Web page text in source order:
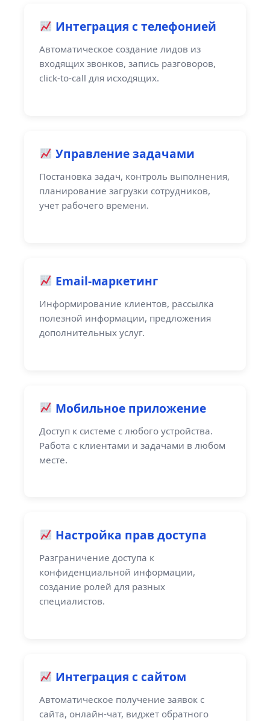
Интеграция с телефонией
Автоматическое создание лидов из
входящих звонков, запись разговоров,
click-to-call для исходящих.
Управление задачами
Постановка задач, контроль выполнения,
планирование загрузки сотрудников,
учет рабочего времени.
Email-маркетинг
Информирование клиентов, рассылка
полезной информации, предложения
дополнительных услуг.
Мобильное приложение
Доступ к системе с любого устройства.
Работа с клиентами и задачами в любом
месте.
Настройка прав доступа
Разграничение доступа к
конфиденциальной информации,
создание ролей для разных
специалистов.
Интеграция с сайтом
Автоматическое получение заявок с
сайта, онлайн-чат, виджет обратного